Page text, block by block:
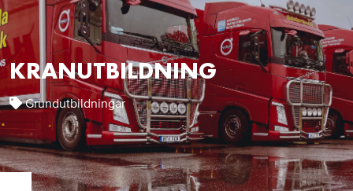
KRANUTBILDNING
Grundutbildningar